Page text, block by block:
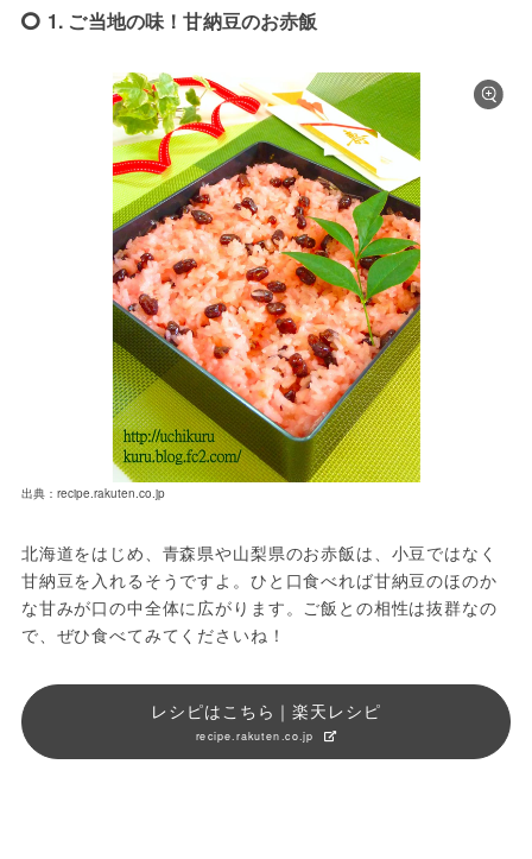
1. ご当地の味！甘納豆のお赤飯
出典：recipe.rakuten.co.jp
北海道をはじめ、青森県や山梨県のお赤飯は、小豆ではなく
甘納豆を入れるそうですよ。ひと口食べれば甘納豆のほのか
な甘みが口の中全体に広がります。ご飯との相性は抜群なの
で、ぜひ食べてみてくださいね！
レシピはこちら｜楽天レシピ
recipe.rakuten.co.jp